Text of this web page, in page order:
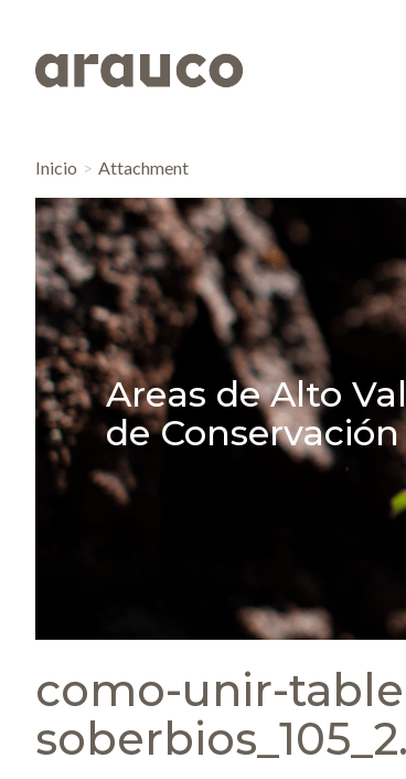
Inicio Attachment
Areas de Alto
de Conservación
como-unir-